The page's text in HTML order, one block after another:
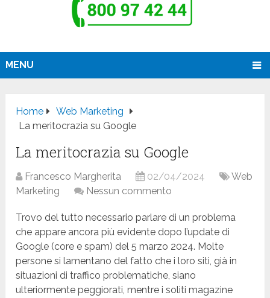
MENU
Home
Web Marketing
La meritocrazia su Google
La meritocrazia su Google
Francesco Margherita 02/04/2024
Web
Marketing
Nessun commento
Trovo del tutto necessario parlare di un problema
che appare ancora più evidente dopo l’update di
Google (core e spam) del 5 marzo 2024. Molte
persone si lamentano del fatto che i loro siti, già in
situazioni di traffico problematiche, siano
ulteriormente peggiorati, mentre i soliti magazine